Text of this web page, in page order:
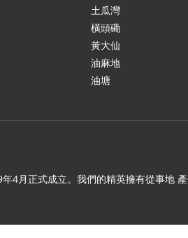
土瓜灣
橫頭磡
黃大仙
油麻地
油塘
月正式成立。我們的精英擁有從事地